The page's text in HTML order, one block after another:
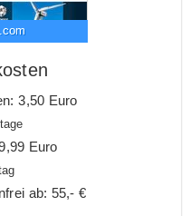
3,50 Euro
Euro
ab: 55,- €